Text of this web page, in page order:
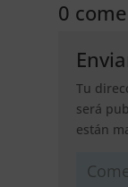
0
Tu
será
están